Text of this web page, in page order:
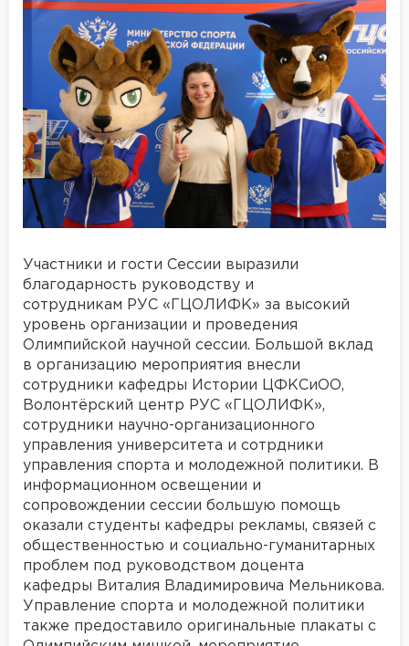
Участники и гости Сессии выразили
благодарность руководству и
сотрудникам РУС «ГЦОЛИФК» за высокий
уровень организации и проведения
Олимпийской научной сессии. Большой вклад
в организацию мероприятия внесли
сотрудники кафедры Истории ЦФКСиОО,
Волонтёрский центр РУС «ГЦОЛИФК»,
сотрудники научно-организационного
управления университета и сотрдники
управления спорта и молодежной политики. В
информационном освещении и
сопровождении сессии большую помощь
оказали студенты кафедры рекламы, связей с
общественностью и социально-гуманитарных
проблем под руководством доцента
кафедры Виталия Владимировича Мельникова.
Управление спорта и молодежной политики
также предоставило оригинальные плакаты с